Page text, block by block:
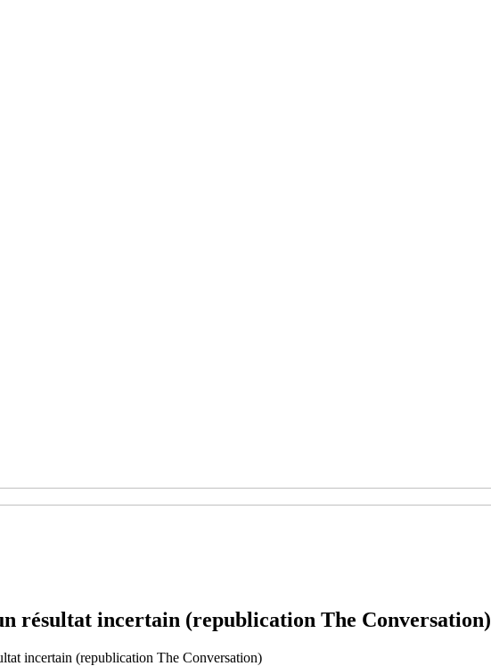
résultat incertain (republication The Conversation)
incertain (republication The Conversation)